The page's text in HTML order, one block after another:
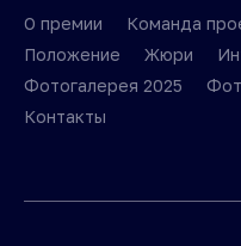
О премии Команда
Положение
Жюри
Фотогалерея 2025
Контакты